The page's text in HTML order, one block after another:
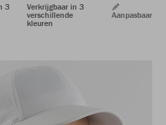
3
Verkrijgbaar in 3
verschillende
kleuren
Aanpasbaar